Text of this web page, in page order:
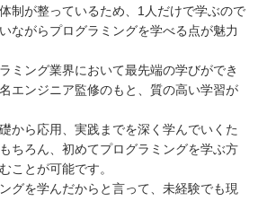
合ったプログラムスクールを選ぼ
るエリアでプログラミングスクールを
制が整っているため、1人だけで学ぶので
ながらプログラミングを学べる点が魅力
ミング業界において最先端の学びができ
エンジニア監修のもと、質の高い学習が
から応用、実践までを深く学んでいくた
ちろん、初めてプログラミングを学ぶ方
ことが可能です。
グを学んだからと言って、未経験でも現